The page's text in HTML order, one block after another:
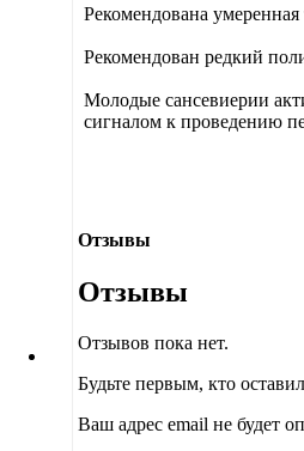
Рекомендована
Рекомендован редкий
Молодые сансевиерии
сигналом к проведению
Отзывы
Отзывы
Отзывов пока нет.
Будьте первым, кто
Ваш адрес email не будет